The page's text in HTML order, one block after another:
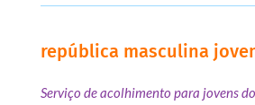
república masculina
Serviço de acolhimento para jovens